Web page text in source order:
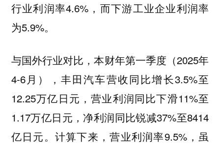
行业利润率4.6%，而下游工业企业利润率
为5.9%。
与国外行业对比，本财年第一季度（2025年
4-6月），丰田汽车营收同比增长3.5%至
12.25万亿日元，营业利润同比下滑11%至
1.17万亿日元，净利润同比锐减37%至8414
亿日元。计算下来，营业利润率9.5%，虽